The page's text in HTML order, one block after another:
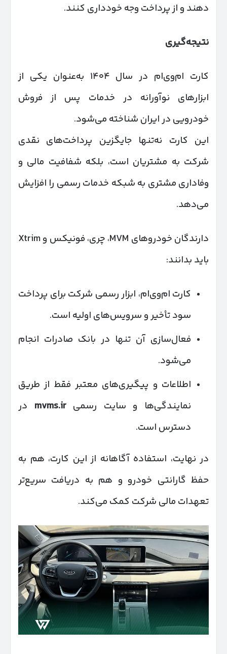
دهند و از پرداخت وجه خودداری کنند.
نتیجه‌گیری
کارت ام‌وی‌ام در سال ۱۴۰۴ به‌عنوان یکی از
ابزارهای نوآورانه در خدمات پس از فروش
خودرویی در ایران شناخته می‌شود.
این کارت نه‌تنها جایگزین پرداخت‌های نقدی
شرکت به مشتریان است، بلکه شفافیت مالی و
وفاداری مشتری به شبکه خدمات رسمی را افزایش
می‌دهد.
دارندگان خودروهای MVM، چری، فونیکس و Xtrim
باید بدانند:
کارت ام‌وی‌ام، ابزار رسمی شرکت برای پرداخت
سود تأخیر و سرویس‌های اولیه است.
فعال‌سازی آن تنها در بانک صادرات انجام
می‌شود.
اطلاعات و پیگیری‌های معتبر فقط از طریق
نمایندگی‌ها و سایت رسمیmvms.ir در
دسترس است.
در نهایت، استفاده آگاهانه از این کارت، هم به
حفظ گارانتی خودرو و هم به دریافت سریع‌تر
تعهدات مالی شرکت کمک می‌کند.